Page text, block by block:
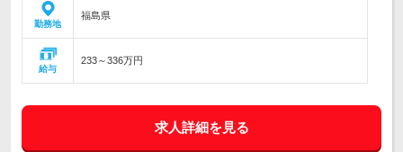
勤務地
福島県
給与
233～336万円
求人詳細を見る